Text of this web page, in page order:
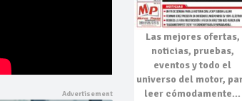
Las mejores ofertas,
noticias, pruebas,
eventosy todo el
universo del motor,
leer cómodamente…